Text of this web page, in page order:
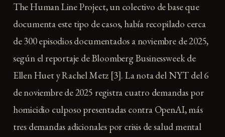
The Human Line Project, un colectivo de base que
documenta este tipo de casos, había recopilado cerca
de 300 episodios documentados a noviembre de 2025,
según el reportaje de Bloomberg Businessweek de
Ellen Huet y Rachel Metz [3]. La nota del NYT del 6
de noviembre de 2025 registra cuatro demandas por
homicidio culposo presentadas contra OpenAI, más
tres demandas adicionales por crisis de salud mental